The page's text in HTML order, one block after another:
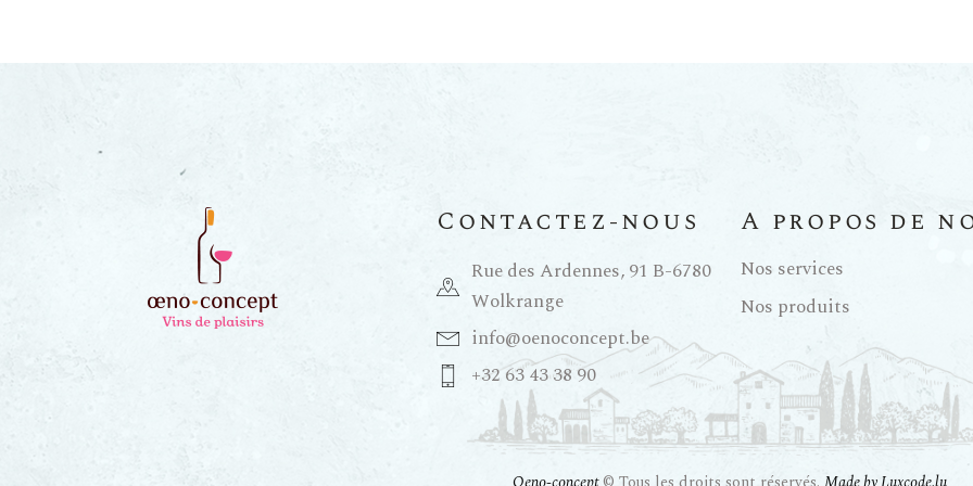
Contactez-nous
Rue des Ardennes, 91 B-6780
Wolkrange
info@oenoconcept.be
+32 63 43 38 90
A propos de
Nos services
Nos produits